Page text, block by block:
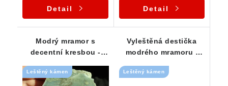
Detail Detail
Modrý mramor s
decentní kresbou -
Leštěný kámen
Vyleštěná destička
modrého mramoru -
Leštěný kámen